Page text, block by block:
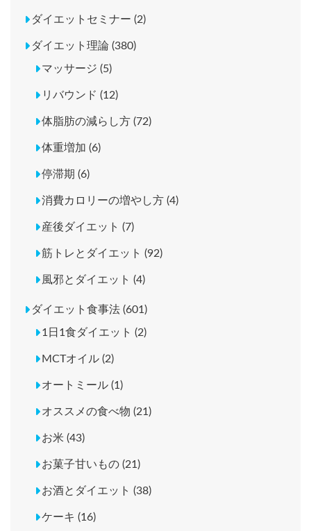
ダイエットセミナー (2)
ダイエット理論 (380)
マッサージ (5)
リバウンド (12)
体脂肪の減らし方 (72)
体重増加 (6)
停滞期 (6)
消費カロリーの増やし方 (4)
産後ダイエット (7)
筋トレとダイエット (92)
風邪とダイエット (4)
ダイエット食事法 (601)
1日1食ダイエット (2)
MCTオイル (2)
オートミール (1)
オススメの食べ物 (21)
お米 (43)
お菓子甘いもの (21)
お酒とダイエット (38)
ケーキ (16)